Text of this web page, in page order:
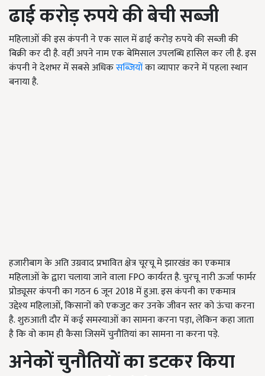
ढाई करोड़ रुपये की बेची सब्जी
महिलाओं की इस कंपनी ने एक साल में ढाई करोड़ रुपये की सब्जी की
बिक्री कर दी है. वहीं अपने नाम एक बेमिसाल उपलब्धि हासिल कर ली है. इस
कंपनी ने देशभर में सबसे अधिकसब्जियोंका व्यापार करने में पहला स्थान
बनाया है.
हजारीबाग के अति उग्रवाद प्रभावित क्षेत्र चूरचू मे झारखंड का एकमात्र
महिलाओं के द्वारा चलाया जाने वाला FPO कार्यरत है. चुरचू नारी ऊर्जा फार्मर
प्रोड्यूसर कंपनी का गठन 6 जून 2018 में हुआ. इस कंपनी का एकमात्र
उद्देश्य महिलाओं, किसानों को एकजुट कर उनके जीवन स्तर को ऊंचा करना
है. शुरुआती दौर में कई समस्याओं का सामना करना पड़ा, लेकिन कहा जाता
है कि वो काम ही कैसा जिसमें चुनौतियां का सामना ना करना पड़े.
अनेकों चुनौतियों का डटकर किया